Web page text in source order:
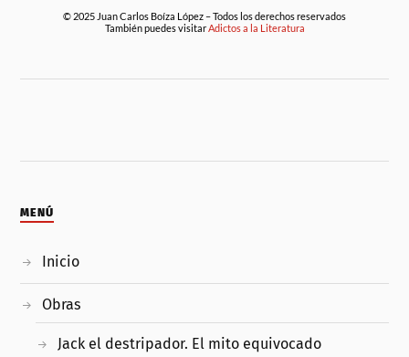
© 2025 Juan Carlos Boíza López – Todos los derechos reservados
También puedes visitarAdictos a la Literatura
MENÚ
Inicio
Obras
Jack el destripador. El mito equivocado